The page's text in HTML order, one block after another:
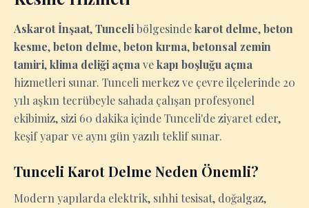
Askarot İnşaat,Tuncelibölgesindekarot delme,beton
kesme,beton delme,beton kırma,betonsal zemin
tamiri,klima deliği açma vekapı boşluğu açma
hizmetleri sunar. Tunceli merkez ve çevre ilçelerinde 20
yılı aşkın tecrübeyle sahada çalışan profesyonel
ekibimiz, sizi 60 dakika içinde Tunceli'de ziyaret eder,
keşif yapar ve aynı gün yazılı teklif sunar.
Tunceli Karot Delme Neden Önemli?
Modern yapılarda elektrik, sıhhi tesisat, doğalgaz,